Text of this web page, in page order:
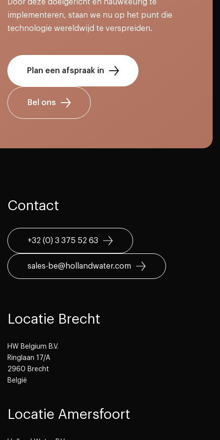
Door deze doelgericht en nauwkeurig te
implementeren, staan we nu op het punt die
technologie wereldwijd te verspreiden.
Plan een afspraak in
Bel ons
Contact
+32 (0) 3 375 52 63
sales-be@hollandwater.com
Locatie Brecht
HW Belgium B.V.
Ringlaan 17/A
2960 Brecht
België
Locatie Amersfoort